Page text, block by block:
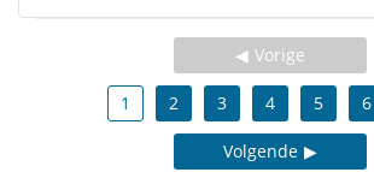
Vorige
1 2 3 4 5 6
Volgende